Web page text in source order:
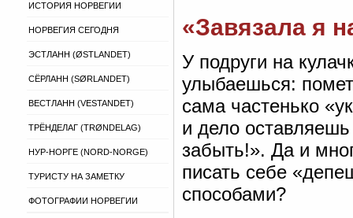
ИСТОРИЯ НОРВЕГИИ
НОРВЕГИЯ СЕГОДНЯ
ЭСТЛАНН (ØSTLANDET)
СЁРЛАНН (SØRLANDET)
ВЕСТЛАНН (VESTANDET)
ТРЁНДЕЛАГ (TRØNDELAG)
НУР-НОРГЕ (NORD-NORGE)
ТУРИСТУ НА ЗАМЕТКУ
ФОТОГРАФИИ НОРВЕГИИ
«Завязала я
У подруги на
улыбаешься:
сама частенько
и дело
забыть!». Да и
писать себе
способами?